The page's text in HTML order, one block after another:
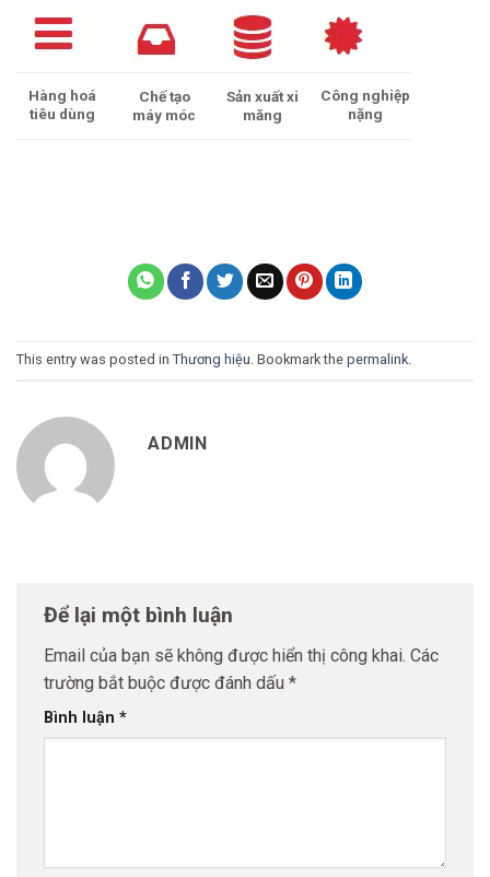
Hàng hoá
tiêu dùng
Chế tạo
máy móc
Sản xuất xi
măng
Công nghiệp
nặng
This entry was posted in Thương hiệu . Bookmark the permalink
ADMIN
Để lại một bình luận
Email của bạn sẽ không được hiển thị công khai. Các
trường bắt buộc được đánh dấu *
Bình luận *